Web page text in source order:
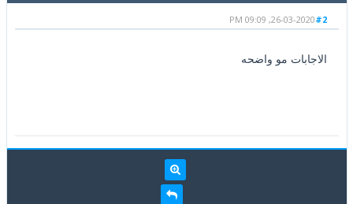
#2
26-03-2020, 09:09 PM
الاجابات مو واضحه